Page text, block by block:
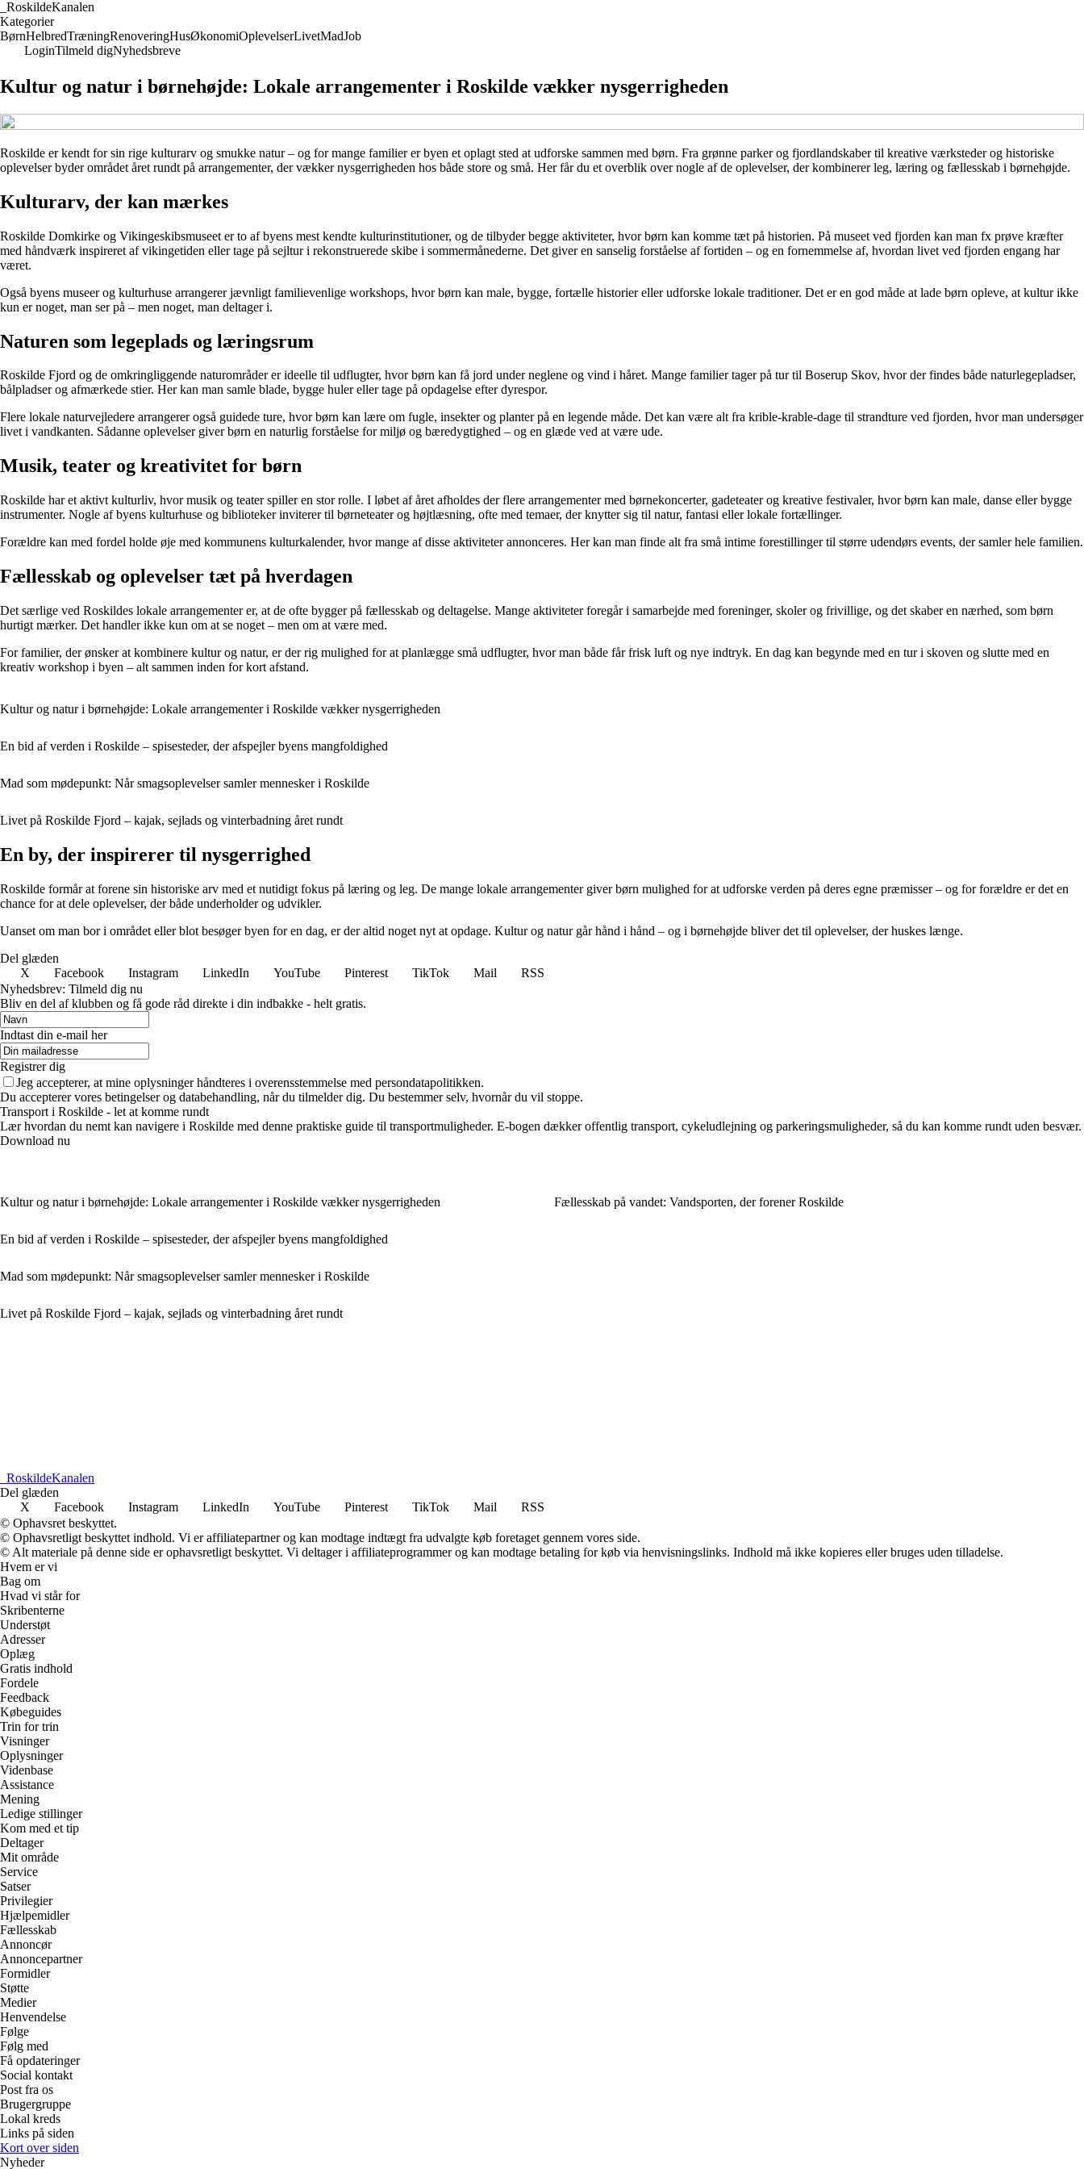
RoskildeKanalen
Kategorier
BørnHelbredTræningRenoveringHusØkonomiOplevelserLivetMadJob
LoginTilmeld digNyhedsbreve
Kultur og natur i børnehøjde: Lokale arrangementer i Roskilde vækker nysgerrigheden
Roskilde er kendt for sin rige kulturarv og smukke natur – og for mange familier er byen et oplagt sted at udforske sammen med børn. Fra grønne parker og fjordlandskaber til kreative værksteder og historiske
oplevelser byder området året rundt på arrangementer, der vækker nysgerrigheden hos både store og små. Her får du et overblik over nogle af de oplevelser, der kombinerer leg, læring og fællesskab i børnehøjde.
Kulturarv, der kan mærkes
Roskilde Domkirke og Vikingeskibsmuseet er to af byens mest kendte kulturinstitutioner, og de tilbyder begge aktiviteter, hvor børn kan komme tæt på historien. På museet ved fjorden kan man fx prøve kræfter
med håndværk inspireret af vikingetiden eller tage på sejltur i rekonstruerede skibe i sommermånederne. Det giver en sanselig forståelse af fortiden – og en fornemmelse af, hvordan livet ved fjorden engang har
været.
Også byens museer og kulturhuse arrangerer jævnligt familievenlige workshops, hvor børn kan male, bygge, fortælle historier eller udforske lokale traditioner. Det er en god måde at lade børn opleve, at kultur ikke
kun er noget, man ser på – men noget, man deltager i.
Naturen som legeplads og læringsrum
Roskilde Fjord og de omkringliggende naturområder er ideelle til udflugter, hvor børn kan få jord under neglene og vind i håret. Mange familier tager på tur til Boserup Skov, hvor der findes både naturlegepladser,
bålpladser og afmærkede stier. Her kan man samle blade, bygge huler eller tage på opdagelse efter dyrespor.
Flere lokale naturvejledere arrangerer også guidede ture, hvor børn kan lære om fugle, insekter og planter på en legende måde. Det kan være alt fra krible-krable-dage til strandture ved fjorden, hvor man undersøger
livet i vandkanten. Sådanne oplevelser giver børn en naturlig forståelse for miljø og bæredygtighed – og en glæde ved at være ude.
Musik, teater og kreativitet for børn
Roskilde har et aktivt kulturliv, hvor musik og teater spiller en stor rolle. I løbet af året afholdes der flere arrangementer med børnekoncerter, gadeteater og kreative festivaler, hvor børn kan male, danse eller bygge
instrumenter. Nogle af byens kulturhuse og biblioteker inviterer til børneteater og højtlæsning, ofte med temaer, der knytter sig til natur, fantasi eller lokale fortællinger.
Forældre kan med fordel holde øje med kommunens kulturkalender, hvor mange af disse aktiviteter annonceres. Her kan man finde alt fra små intime forestillinger til større udendørs events, der samler hele familien.
Fællesskab og oplevelser tæt på hverdagen
Det særlige ved Roskildes lokale arrangementer er, at de ofte bygger på fællesskab og deltagelse. Mange aktiviteter foregår i samarbejde med foreninger, skoler og frivillige, og det skaber en nærhed, som børn
hurtigt mærker. Det handler ikke kun om at se noget – men om at være med.
For familier, der ønsker at kombinere kultur og natur, er der rig mulighed for at planlægge små udflugter, hvor man både får frisk luft og nye indtryk. En dag kan begynde med en tur i skoven og slutte med en
kreativ workshop i byen – alt sammen inden for kort afstand.
Kultur og natur i børnehøjde: Lokale arrangementer i Roskilde vækker nysgerrigheden
En bid af verden i Roskilde – spisesteder, der afspejler byens mangfoldighed
Mad som mødepunkt: Når smagsoplevelser samler mennesker i Roskilde
Livet på Roskilde Fjord – kajak, sejlads og vinterbadning året rundt
En by, der inspirerer til nysgerrighed
Roskilde formår at forene sin historiske arv med et nutidigt fokus på læring og leg. De mange lokale arrangementer giver børn mulighed for at udforske verden på deres egne præmisser – og for forældre er det en
chance for at dele oplevelser, der både underholder og udvikler.
Uanset om man bor i området eller blot besøger byen for en dag, er der altid noget nyt at opdage. Kultur og natur går hånd i hånd – og i børnehøjde bliver det til oplevelser, der huskes længe.
Del glæden
X
Facebook Instagram LinkedIn YouTube Pinterest TikTok Mail
RSS
Nyhedsbrev: Tilmeld dig nu
Bliv en del af klubben og få gode råd direkte i din indbakke - helt gratis.
Indtast din e-mail her
Registrer dig
Jeg accepterer, at mine oplysninger håndteres i overensstemmelse med persondatapolitikken.
Du accepterer vores betingelser og databehandling, når du tilmelder dig. Du bestemmer selv, hvornår du vil stoppe.
Transport i Roskilde - let at komme rundt
Lær hvordan du nemt kan navigere i Roskilde med denne praktiske guide til transportmuligheder. E-bogen dækker offentlig transport, cykeludlejning og parkeringsmuligheder, så du kan komme rundt uden besvær.
Download nu
Kultur og natur i børnehøjde: Lokale arrangementer i Roskilde vækker nysgerrigheden
En bid af verden i Roskilde – spisesteder, der afspejler byens mangfoldighed
Mad som mødepunkt: Når smagsoplevelser samler mennesker i Roskilde
Livet på Roskilde Fjord – kajak, sejlads og vinterbadning året rundt
Fællesskab på vandet: Vandsporten, der forener Roskilde
RoskildeKanalen
Del glæden
X
Facebook Instagram LinkedIn YouTube Pinterest TikTok Mail
RSS
© Ophavsret beskyttet.
© Ophavsretligt beskyttet indhold. Vi er affiliatepartner og kan modtage indtægt fra udvalgte køb foretaget gennem vores side.
© Alt materiale på denne side er ophavsretligt beskyttet. Vi deltager i affiliateprogrammer og kan modtage betaling for køb via henvisningslinks. Indhold må ikke kopieres eller bruges uden tilladelse.
Hvem er vi
Bag om
Hvad vi står for
Skribenterne
Understøt
Adresser
Oplæg
Gratis indhold
Fordele
Feedback
Købeguides
Trin for trin
Visninger
Oplysninger
Videnbase
Assistance
Mening
Ledige stillinger
Kom med et tip
Deltager
Mit område
Service
Satser
Privilegier
Hjælpemidler
Fællesskab
Annoncør
Annoncepartner
Formidler
Støtte
Medier
Henvendelse
Følge
Følg med
Få opdateringer
Social kontakt
Post fra os
Brugergruppe
Lokal kreds
Links på siden
Kort over siden
Nyheder